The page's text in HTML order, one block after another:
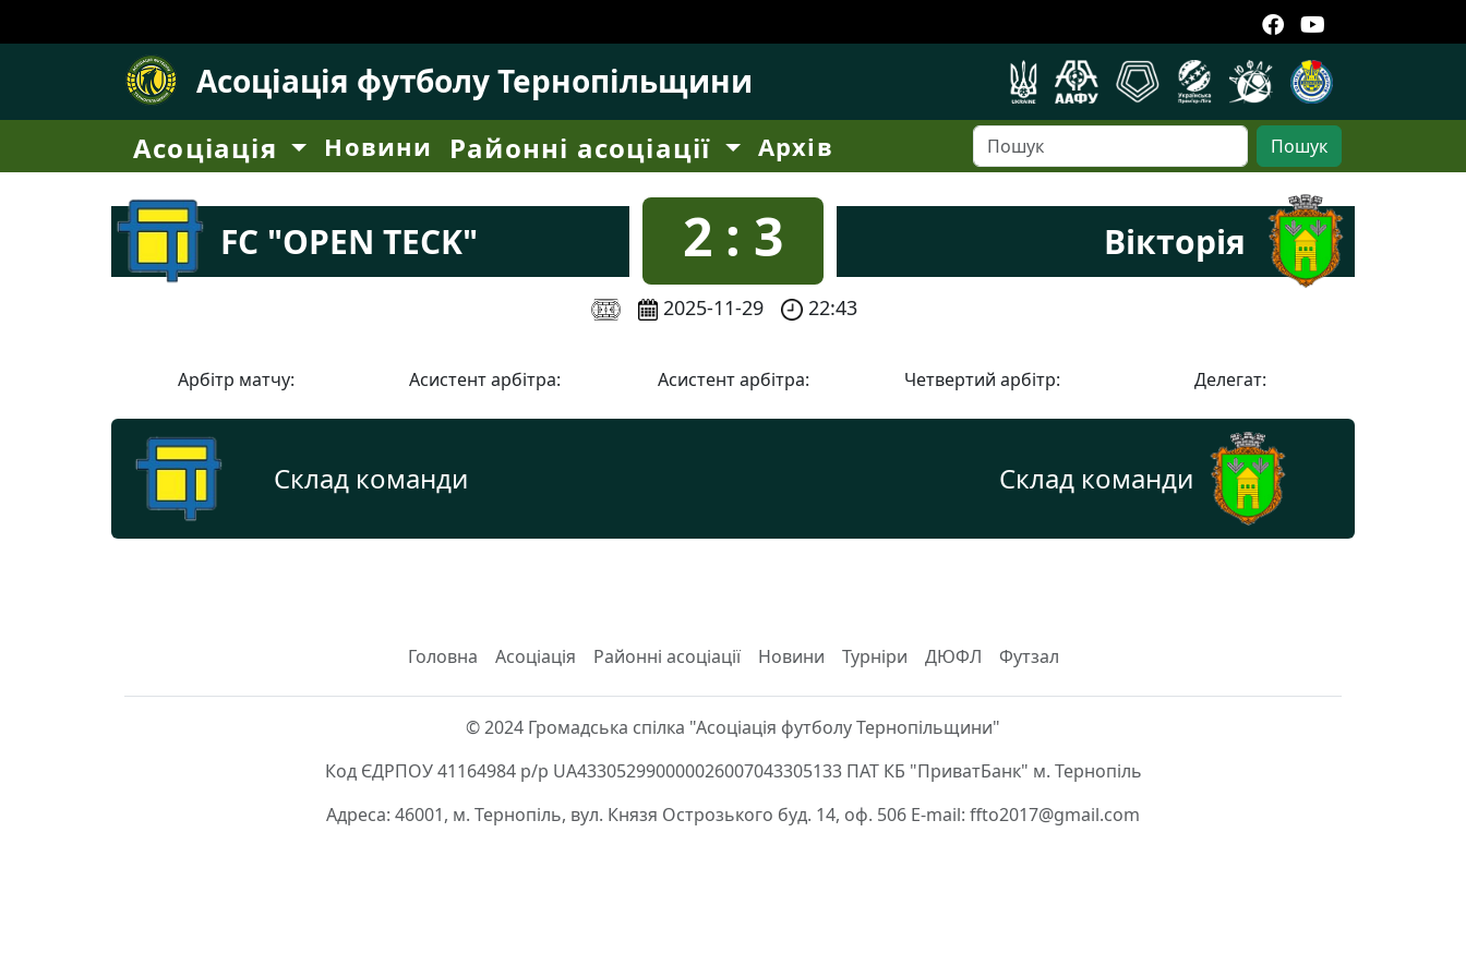
Асоціація футболу Тернопільщини
Асоціація Новини Районні асоціації Архів Пошук
FC "OPEN TECK" 2 : 3 Вікторія
2025-11-29 22:43
Арбітр матчу: Асистент арбітра: Асистент арбітра: Четвертий арбітр: Делегат:
Склад команди Склад команди
Головна Асоціація Районні асоціації Новини Турніри ДЮФЛ Футзал
© 2024 Громадська спілка "Асоціація футболу Тернопільщини"
Код ЄДРПОУ 41164984 р/р UA433052990000026007043305133 ПАТ КБ "ПриватБанк" м. Тернопіль
Адреса: 46001, м. Тернопіль, вул. Князя Острозького буд. 14, оф. 506 E-mail: ffto2017@gmail.com